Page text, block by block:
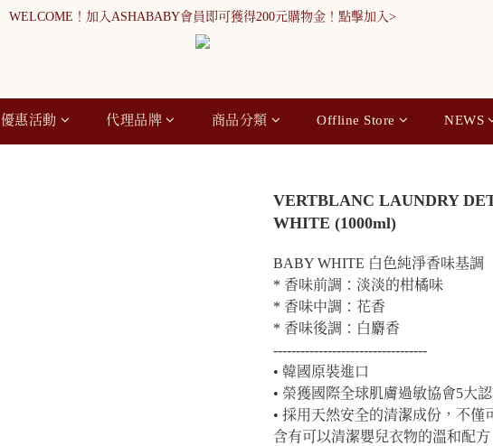
WELCOME！加入ASHABABY會員即可獲得200元購物金！點擊加入>
WELCOME！加入ASHABABY會員即可獲得200元購物金！點擊加入>
全館消費滿900元免運
優惠活動 代理品牌 商品分類 Offline Store NEWS
VERTBLANC LAUNDRY
WHITE (1000ml)
BABY WHITE 白色純淨香味基調
* 香味前調：淡淡的柑橘味
* 香味中調：花香
* 香味後調：白麝香
----------------------------------
• 韓國原裝進口
• 榮獲國際全球肌膚過敏協會5大
• 採用天然安全的清潔成份，不僅
含有可以清潔嬰兒衣物的溫和配方